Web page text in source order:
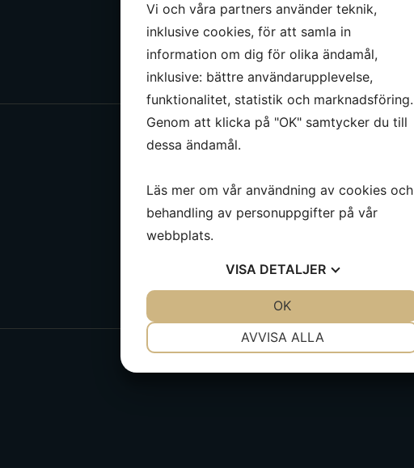
Vi och våra partners använder teknik,
inklusive cookies, för att samla in
information om dig för olika ändamål,
inklusive: bättre användarupplevelse,
funktionalitet, statistik och marknadsföring.
Genom att klicka på "OK" samtycker du till
dessa ändamål.
Läs mer om vår användning av cookies och
behandling av personuppgifter på vår
webbplats.
VISA DETALJER
AVVISA ALLA
OK